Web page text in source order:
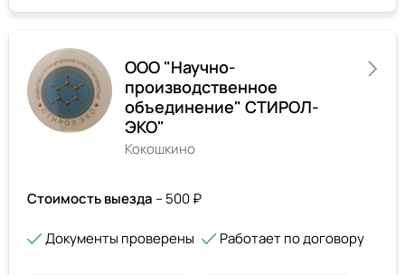
ООО "Научно-
производственное
объединение" СТИРОЛ-
ЭКО"
Кокошкино
Стоимость выезда – 500 ₽
Документы проверены Работает по договору